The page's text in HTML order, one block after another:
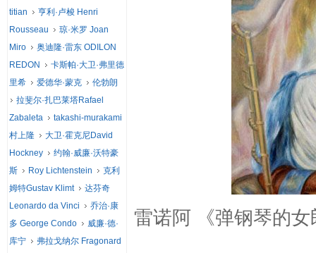
雷诺阿 《弹钢琴的女
titian
亨利·卢梭 Henri
Rousseau
琼·米罗 Joan
Miro
奥迪隆·雷东 ODILON
REDON
卡斯帕·大卫·弗里德
里希
爱德华·蒙克
伦勃朗
拉斐尔·扎巴莱塔Rafael
Zabaleta
takashi-murakami
村上隆
大卫·霍克尼David
Hockney
约翰·威廉·沃特豪
斯
Roy Lichtenstein
克利
姆特Gustav Klimt
达芬奇
Leonardo da Vinci
乔治·康
多 George Condo
威廉·德·
库宁
弗拉戈纳尔 Fragonard